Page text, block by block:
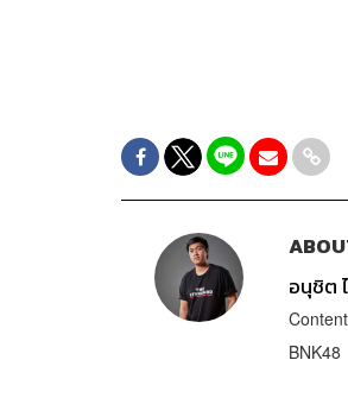
อนุชิต
BNK48